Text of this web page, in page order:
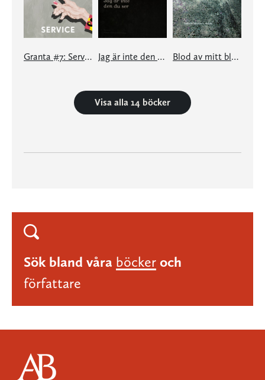
Granta #7: Service Jag är inte den du ser Blod av mitt blod
Visa alla 14 böcker
Sök bland våra böcker och
författare